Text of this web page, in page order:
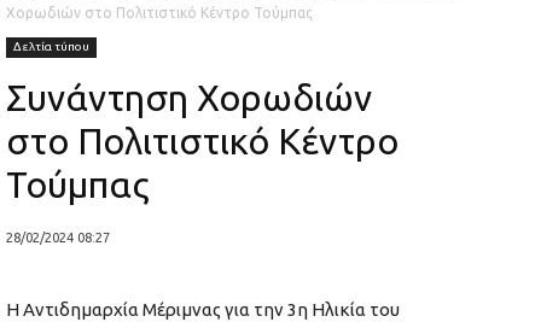
Χορωδιών στο Πολιτιστικό Κέντρο Τούμπας
Δελτία τύπου
Συνάντηση Χορωδιών
στο Πολιτιστικό Κέντρο
Τούμπας
28/02/2024 08:27
Η Αντιδημαρχία Μέριμνας για την 3η Ηλικία του